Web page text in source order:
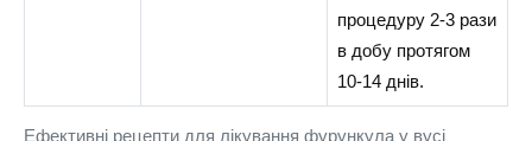
Ефективні рецепти для лікування фурункула у вусі
процедуру 2-3 рази
в добу протягом
10-14 днів.